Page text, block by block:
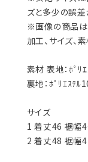
ズと多少の誤差
※画像の商品は
加工、サイズ、
素材 表地：ﾎﾟﾘ
裏地：ﾎﾟﾘｴｽﾃﾙ
サイズ
1 着丈46 裾幅
2 着丈48 裾幅